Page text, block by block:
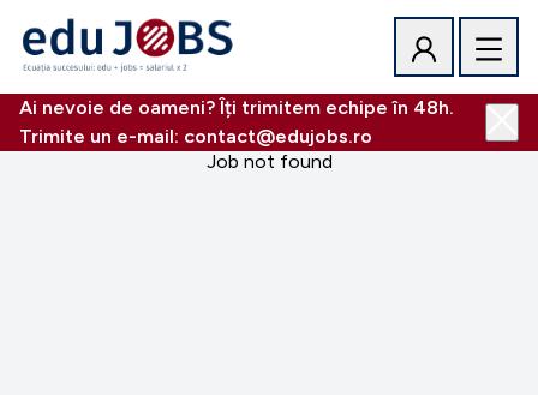
Ai nevoie de oameni? Îți trimitem echipe în 48h.
Trimite un e-mail: contact@edujobs.ro
Job not found